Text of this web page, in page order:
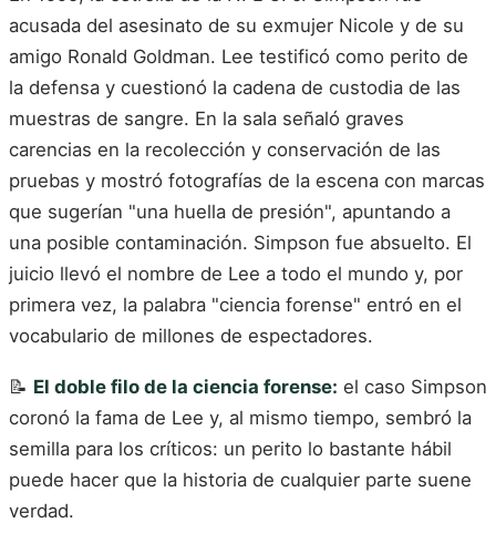
acusada del asesinato de su exmujer Nicole y de su
amigo Ronald Goldman. Lee testificó como perito de
la defensa y cuestionó la cadena de custodia de las
muestras de sangre. En la sala señaló graves
carencias en la recolección y conservación de las
pruebas y mostró fotografías de la escena con marcas
que sugerían "una huella de presión", apuntando a
una posible contaminación. Simpson fue absuelto. El
juicio llevó el nombre de Lee a todo el mundo y, por
primera vez, la palabra "ciencia forense" entró en el
vocabulario de millones de espectadores.
📝 El doble filo de la ciencia forense: el caso Simpson
coronó la fama de Lee y, al mismo tiempo, sembró la
semilla para los críticos: un perito lo bastante hábil
puede hacer que la historia de cualquier parte suene
verdad.